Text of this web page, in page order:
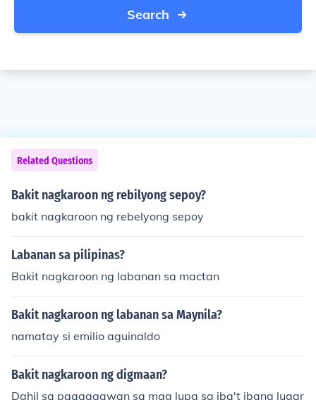
Search
Related Questions
Bakit nagkaroon ng rebilyong sepoy?
bakit nagkaroon ng rebelyong sepoy
Labanan sa pilipinas?
Bakit nagkaroon ng labanan sa mactan
Bakit nagkaroon ng labanan sa Maynila?
namatay si emilio aguinaldo
Bakit nagkaroon ng digmaan?
Dahil sa pagaagawan sa mga lupa sa iba't ibang lugar